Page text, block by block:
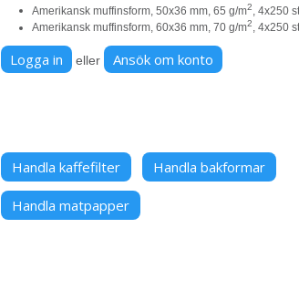
Amerikansk muffinsform, 50x36 mm, 65 g/m2
, 4x250
Amerikansk muffinsform, 60x36 mm, 70 g/m2 , 4x250
Logga in eller Ansök om konto
Handla kaffefilter Handla bakformar
Handla matpapper